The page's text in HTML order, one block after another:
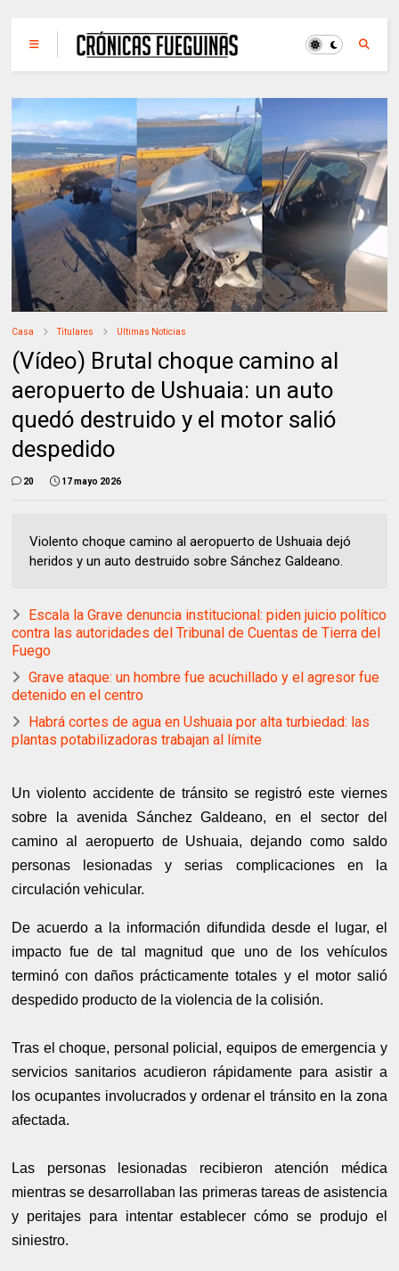
Casa Titulares Ultimas Noticias
(Vídeo) Brutal choque camino al
aeropuerto de Ushuaia: un auto
quedó destruido y el motor salió
despedido
20 17 mayo 2026
Violento choque camino al aeropuerto de Ushuaia dejó
heridos y un auto destruido sobre Sánchez Galdeano.
Escala la Grave denuncia institucional: piden juicio político
contra las autoridades del Tribunal de Cuentas de Tierra del
Fuego
Grave ataque: un hombre fue acuchillado y el agresor fue
detenido en el centro
Habrá cortes de agua en Ushuaia por alta turbiedad: las
plantas potabilizadoras trabajan al límite
Un violento accidente de tránsito se registró este viernes
sobre la avenida Sánchez Galdeano, en el sector del
camino al aeropuerto de Ushuaia, dejando como saldo
personas lesionadas y serias complicaciones en la
circulación vehicular.
De acuerdo a la información difundida desde el lugar, el
impacto fue de tal magnitud que uno de los vehículos
terminó con daños prácticamente totales y el motor salió
despedido producto de la violencia de la colisión.
Tras el choque, personal policial, equipos de emergencia y
servicios sanitarios acudieron rápidamente para asistir a
los ocupantes involucrados y ordenar el tránsito en la zona
afectada.
Las personas lesionadas recibieron atención médica
mientras se desarrollaban las primeras tareas de asistencia
y peritajes para intentar establecer cómo se produjo el
siniestro.